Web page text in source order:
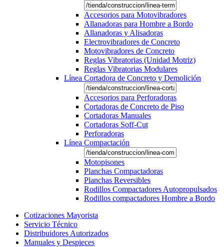
Accesorios para Motovibradores
Allanadoras para Hombre a Bordo
Allanadoras y Alisadoras
Electrovibradores de Concreto
Motovibradores de Concreto
Reglas Vibratorias (Unidad Motriz)
Reglas Vibratorias Modulares
Línea Cortadora de Concreto y Demolición
Accesorios para Perforadoras
Cortadoras de Concreto de Piso
Cortadoras Manuales
Cortadoras Soff-Cut
Perforadoras
Línea Compactación
Motopisones
Planchas Compactadoras
Planchas Reversibles
Rodillos Compactadores Autopropulsados
Rodillos compactadores Hombre a Bordo
Cotizaciones Mayorista
Servicio Técnico
Distribuidores Autorizados
Manuales y Despieces